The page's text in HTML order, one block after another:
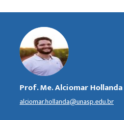
Prof. Me. Alciomar Hollanda
alciomar.hollanda@unasp.edu.br